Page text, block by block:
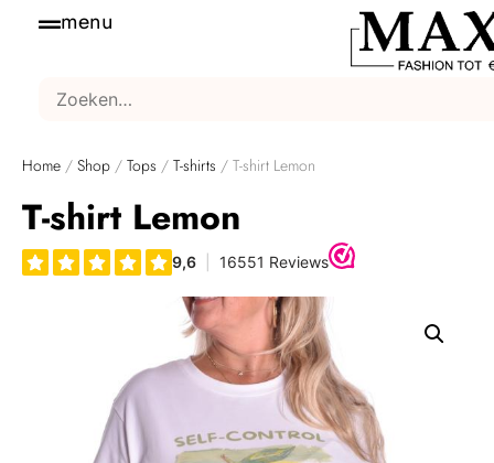
menu
Home / Shop / Tops / T-shirts / T-shirt Lemon
T-shirt Lemon